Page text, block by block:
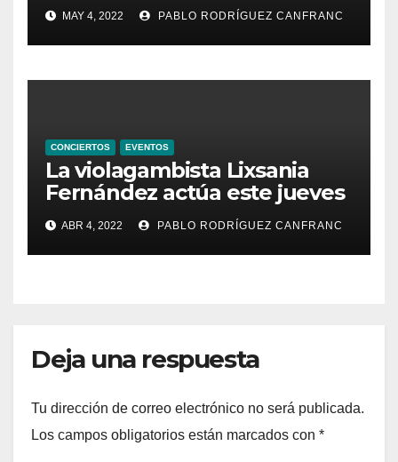
de Santa María de la
Valldigna las cantigas de
Alfonso X el Sabio
MAY 4, 2022 PABLO RODRÍGUEZ CANFRANC
CONCIERTOS EVENTOS
La violagambista Lixsania
Fernández actúa este jueves
en el ciclo de música en
directo de Fundación Cañada
Blanch
ABR 4, 2022 PABLO RODRÍGUEZ CANFRANC
Deja una respuesta
Tu dirección de correo electrónico no será publicada.
Los campos obligatorios están marcados con *